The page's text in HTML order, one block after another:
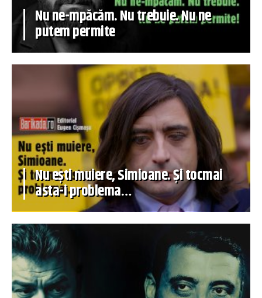
Nu ne-mpăcăm. Nu trebuie. Nu ne
putem permite
Nu ești muiere, Simioane. Și tocmai
asta-i problema…